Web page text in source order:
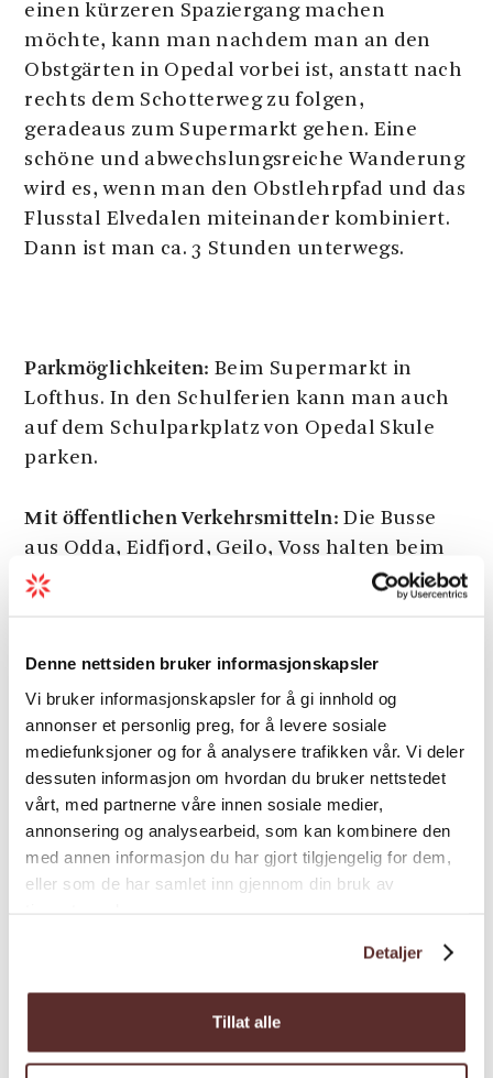
Denne nettsiden bruker informasjonskapsler
Vi bruker informasjonskapsler for å gi innhold og
annonser et personlig preg, for å levere sosiale
mediefunksjoner og for å analysere trafikken vår. Vi deler
dessuten informasjon om hvordan du bruker nettstedet
vårt, med partnerne våre innen sosiale medier,
annonsering og analysearbeid, som kan kombinere den
med annen informasjon du har gjort tilgjengelig for dem,
eller som de har samlet inn gjennom din bruk av
Detaljer
Tillat alle
einen kürzeren Spaziergang machen
möchte, kann man nachdem man an den
Obstgärten in Opedal vorbei ist, anstatt nach
rechts dem Schotterweg zu folgen,
geradeaus zum Supermarkt gehen. Eine
schöne und abwechslungsreiche Wanderung
wird es, wenn man den Obstlehrpfad und das
Flusstal Elvedalen miteinander kombiniert.
Dann ist man ca. 3 Stunden unterwegs.
Parkmöglichkeiten: Beim Supermarkt in
Lofthus. In den Schulferien kann man auch
auf dem Schulparkplatz von Opedal Skule
parken.
Mit öffentlichen Verkehrsmitteln: Die Busse
aus Odda, Eidfjord, Geilo, Voss halten beim
Supermarkt in Lofthus. Das Schnellboot aus
fährt, hält auch dort.
Markierung:Der Obstlehrpfad soll im Laufe
2012 mit Startpunkttafel, Schild mit Pfeil,
Piktogramm und Text markiert werden. Die
Markierungen sind nach den Standards des
Innovativen Bergtourismus ausgearbeitet.
100 m